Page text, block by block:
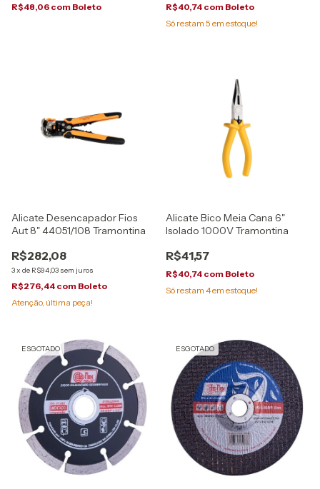
R$48,06 com Boleto R$40,74 com Boleto
Só restam 5 em estoque!
Alicate Desencapador Fios
Aut 8" 44051/108 Tramontina
R$282,08
3x de R$94,03 sem juros
R$276,44 com Boleto
Atenção, última peça!
Alicate Bico Meia Cana 6"
Isolado 1000V Tramontina
R$41,57
R$40,74 com Boleto
Só restam 4em estoque!
ESGOTADO ESGOTADO